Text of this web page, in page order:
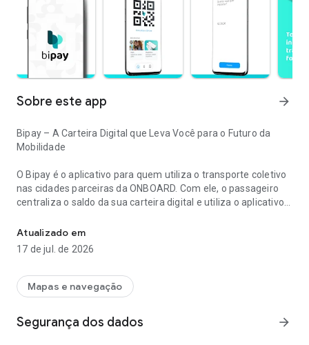
Sobre este app arrow_forward
Bipay – A Carteira Digital que Leva Você para o Futuro da
Mobilidade
O Bipay é o aplicativo para quem utiliza o transporte coletivo
nas cidades parceiras da ONBOARD. Com ele, o passageiro
centraliza o saldo da sua carteira digital e utiliza o aplicativo
Pelo Bipay, é possível realizar recargas de transporte,
acompanhar o saldo e gerar um QR Code diretamente no
O aplicativo foi desenvolvido para facilitar a rotina do
funcionalidades relacionadas ao uso do transporte público.
Atualizado em
17 de jul. de 2026
Mapas e navegação
Segurança dos dados arrow_forward